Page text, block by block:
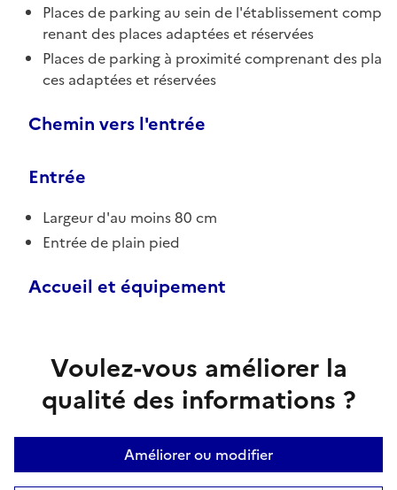
Places de parking au sein de l'établissement comp
renant des places adaptées et réservées
Places de parking à proximité comprenant des pla
ces adaptées et réservées
Chemin vers l'entrée
Entrée
Largeur d'au moins 80 cm
Entrée de plain pied
Accueil et équipement
Voulez-vous améliorer la
qualité des informations ?
Améliorer ou modifier